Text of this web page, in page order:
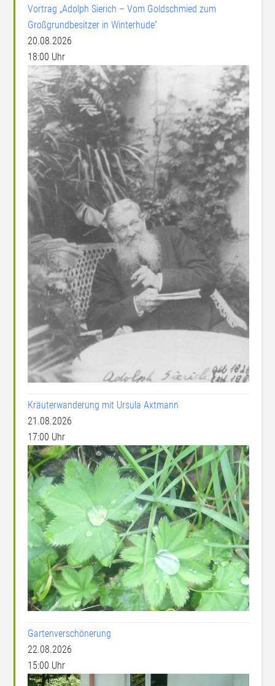
Vortrag „Adolph Sierich – Vom Goldschmied zum
Großgrundbesitzer in Winterhude“
20.08.2026
18:00 Uhr
Kräuterwanderung mit Ursula Axtmann
21.08.2026
17:00 Uhr
Gartenverschönerung
22.08.2026
15:00 Uhr